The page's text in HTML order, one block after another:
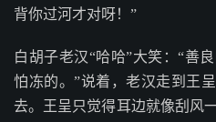
背你过河才对呀！”
白胡子老汉“哈哈”大笑：“善
怕冻的。”说着，老汉走到王
去。王呈只觉得耳边就像刮风